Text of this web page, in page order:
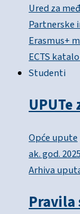
Ured za
Partnerske
Erasmus+
ECTS
Studenti
Opće upute
ak. god.
Arhiva
Pravila